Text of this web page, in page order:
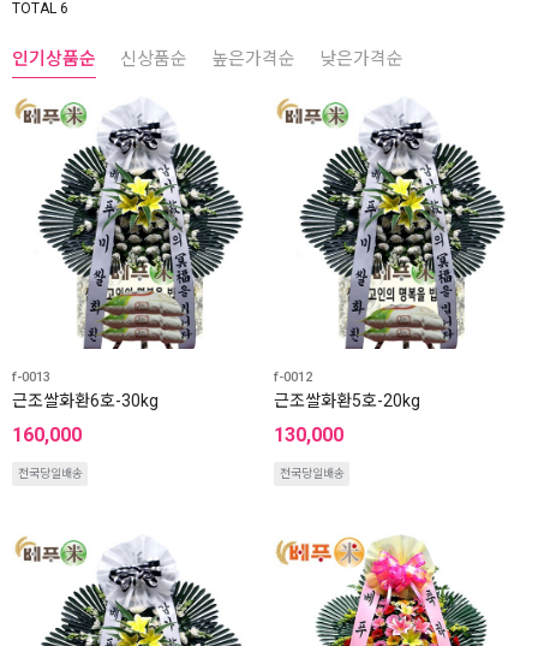
TOTAL 6
인기상품순 신상품순 높은가격순 낮은가격순
f-0013
근조쌀화환6호-30kg
160,000
전국당일배송
f-0012
근조쌀화환5호-20kg
130,000
전국당일배송